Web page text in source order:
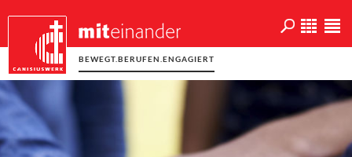
BEWEGT.BERUFEN.ENGAGIERT